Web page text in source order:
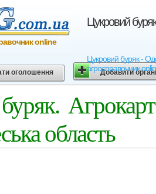
Цукровий
Цукровий буряк -
агросправочник
online
оголошення Добавити
область